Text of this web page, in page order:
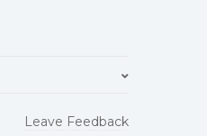
opaco
Leave Feedback